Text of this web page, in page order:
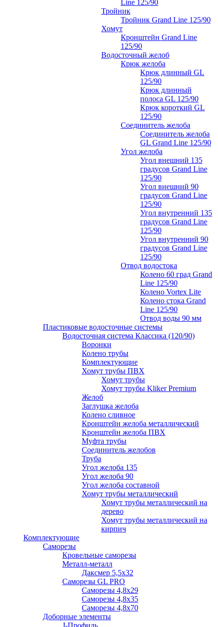
Line 125/90
Тройник
Тройник Grand Line 125/90
Хомут
Кронштейн Grand Line
125/90
Водосточный желоб
Крюк желоба
Крюк длинный GL
125/90
Крюк длинный
полоса GL 125/90
Крюк короткий GL
125/90
Соединитель желоба
Соединитель желоба
GL Grand Line 125/90
Угол желоба
Угол внешний 135
градусов Grand Line
125/90
Угол внешний 90
градусов Grand Line
125/90
Угол внутренний 135
градусов Grand Line
125/90
Угол внутренний 90
градусов Grand Line
125/90
Отвод водостока
Колено 60 град Grand
Line 125/90
Колено Vortex Lite
Колено стока Grand
Line 125/90
Отвод воды 90 мм
Пластиковые водосточные системы
Водосточная система Классика (120/90)
Воронки
Колено трубы
Комплектующие
Хомут трубы ПВХ
Хомут трубы
Хомут трубы Kliker Premium
Желоб
Заглушка желоба
Колено сливное
Кронштейн желоба металлический
Кронштейн желоба ПВХ
Муфта трубы
Соединитель желобов
Труба
Угол желоба 135
Угол желоба 90
Угол желоба составной
Хомут трубы металлический
Хомут трубы металлический на
дерево
Хомут трубы металлический на
кирпич
Комплектующие
Саморезы
Кровельные саморезы
Металл-металл
Даксмер 5,5х32
Саморезы GL PRO
Сaморезы 4,8х29
Сaморезы 4,8х35
Сaморезы 4,8х70
Доборные элементы
J-Профиль